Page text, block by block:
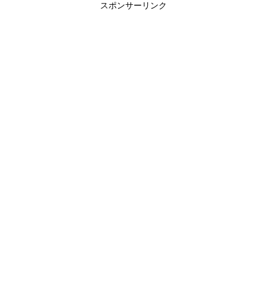
スポンサーリンク